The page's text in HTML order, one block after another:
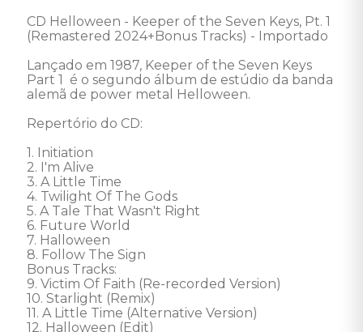
CD Helloween - Keeper of the Seven Keys, Pt. 1
(Remastered 2024+Bonus Tracks) - Importado
Lançado em 1987, Keeper of the Seven Keys
Part 1  é o segundo álbum de estúdio da banda
alemã de power metal Helloween.
Repertório do CD:
1. Initiation
2. I'm Alive
3. A Little Time
4. Twilight Of The Gods
5. A Tale That Wasn't Right
6. Future World
7. Halloween
8. Follow The Sign
Bonus Tracks:
9. Victim Of Faith (Re-recorded Version)
10. Starlight (Remix)
11. A Little Time (Alternative Version)
12. Halloween (Edit)